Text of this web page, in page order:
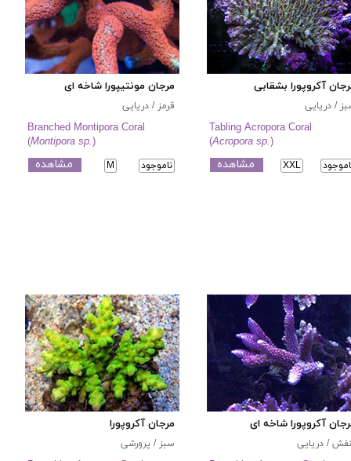
آکروپورا بشقابی
/ دریایی
Tabling Acropora Coral
(Acropora sp.)
XXL مشاهده
مرجان مونتیپورا شاخه ای
قرمز / دریایی
Branched Montipora Coral
(Montipora sp.)
ناموجود M مشاهده
آکروپورا شاخه ای
/ دریایی
مرجان آکروپورا
سبز / پرورشی